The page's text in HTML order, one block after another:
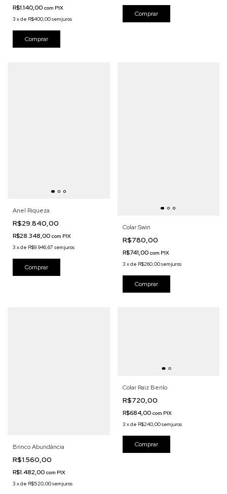
R$1.140,00 com PIX
3 xde R$400,00sem juros
Anel Riqueza
R$29.840,00
R$28.348,00 com PIX
3 xde R$9.946,67 sem juros
Colar Swin
R$780,00
R$741,00 com PIX
3 xde R$260,00sem juros
Brinco Abundância
R$1.560,00
R$1.482,00 com PIX
3 xde R$520,00sem juros
Colar Raiz Berilo
R$720,00
R$684,00 com PIX
3 xde R$240,00sem juros